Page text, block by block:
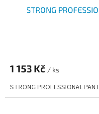
STRONG
1 153 Kč / ks
STRONG PROFESSIONAL